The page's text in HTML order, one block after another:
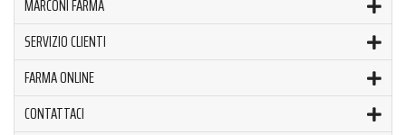
MARCONI FARMA
SERVIZIO CLIENTI
FARMA ONLINE
CONTATTACI